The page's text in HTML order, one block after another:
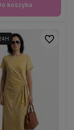
koszyka
Do